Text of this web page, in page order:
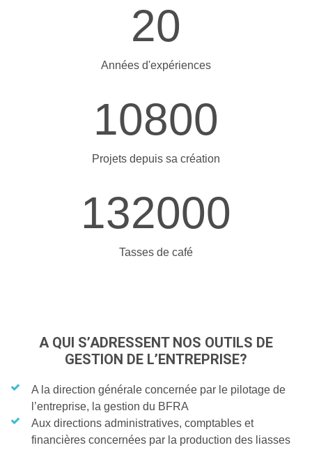
20
Années d'expériences
10800
Projets depuis sa création
132000
Tasses de café
A QUI S’ADRESSENT NOS OUTILS DE
GESTION DE L’ENTREPRISE?
A la direction générale concernée par le pilotage de
l’entreprise, la gestion du BFRA
Aux directions administratives, comptables et
financières concernées par la production des liasses